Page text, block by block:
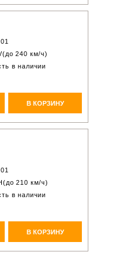
240 км/ч)
в наличии
В КОРЗИНУ
210 км/ч)
в наличии
В КОРЗИНУ